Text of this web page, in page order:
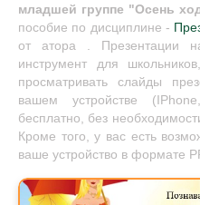
младшей группе "Осень
пособие по дисциплине -
от атора . Презентации
инструмент для
просматривать слайды
вашем устройстве
бесплатно, без
Кроме того, у вас есть
ваше устройство в формате